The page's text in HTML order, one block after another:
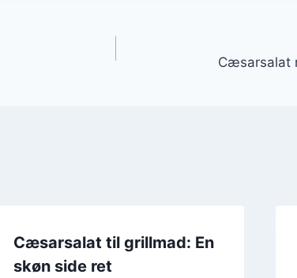
Cæsarsalat
Cæsarsalat til grillmad: En
skøn side ret